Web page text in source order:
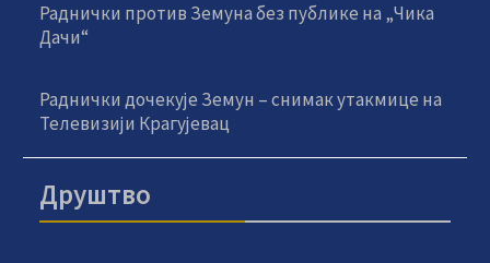
Раднички против Земуна без публике на „Чика
Дачи“
Раднички дочекује Земун – снимак утакмице на
Телевизији Крагујевац
Друштво